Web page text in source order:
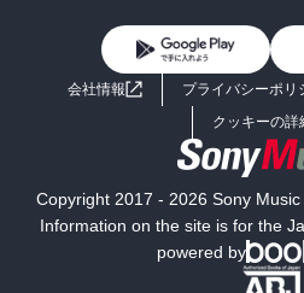
ライトノベル
ミステリー
文
よくあるご質問
会社情報 プライバシーポリ
クッキーの詳
Copyright 2017 - 2026 Sony
Information on the site is for the
powered by